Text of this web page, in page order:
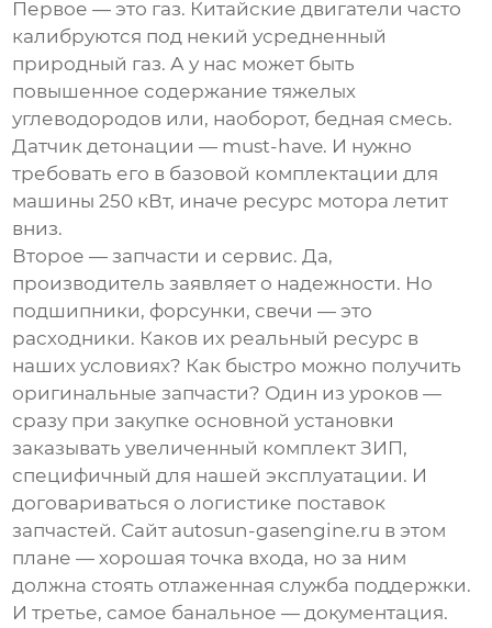
Первое — это газ. Китайские двигатели часто
калибруются под некий усредненный
природный газ. А у нас может быть
повышенное содержание тяжелых
углеводородов или, наоборот, бедная смесь.
Датчик детонации — must-have. И нужно
требовать его в базовой комплектации для
машины 250 кВт, иначе ресурс мотора летит
вниз.
Второе — запчасти и сервис. Да,
производитель заявляет о надежности. Но
подшипники, форсунки, свечи — это
расходники. Каков их реальный ресурс в
наших условиях? Как быстро можно получить
оригинальные запчасти? Один из уроков —
сразу при закупке основной установки
заказывать увеличенный комплект ЗИП,
специфичный для нашей эксплуатации. И
договариваться о логистике поставок
запчастей. Сайт autosun-gasengine.ru в этом
плане — хорошая точка входа, но за ним
должна стоять отлаженная служба поддержки.
И третье, самое банальное — документация.